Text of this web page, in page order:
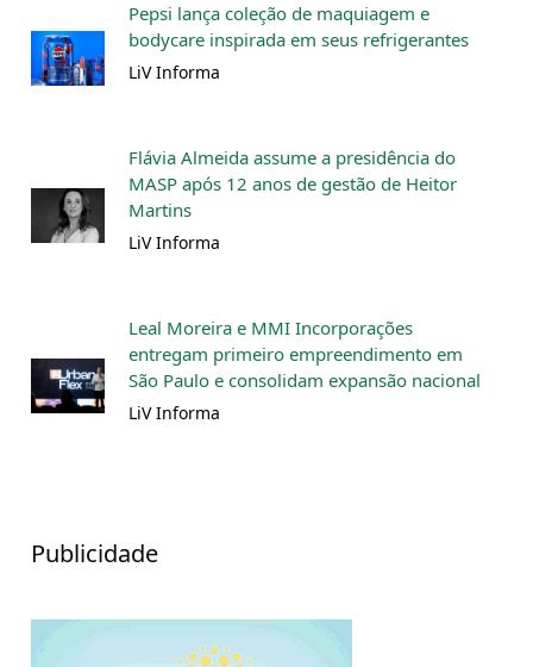
Pepsi lança coleção de maquiagem e
bodycare inspirada em seus refrigerantes
LiV Informa
Flávia Almeida assume a presidência do
MASP após 12 anos de gestão de Heitor
Martins
LiV Informa
Leal Moreira e MMI Incorporações
entregam primeiro empreendimento em
São Paulo e consolidam expansão nacional
LiV Informa
Publicidade